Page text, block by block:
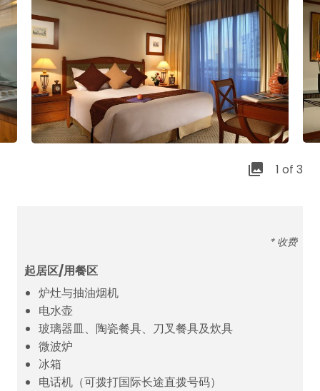
1 of 3
* 收费
起居区/用餐区
炉灶与抽油烟机
电水壶
玻璃器皿、陶瓷餐具、刀叉餐具及炊具
微波炉
冰箱
电话机（可拨打国际长途直拨号码）